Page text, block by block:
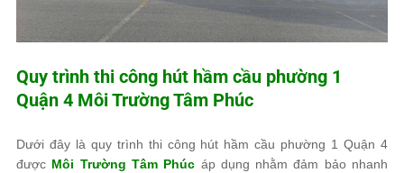
Quy trình thi công hút hầm cầu phường 1
Quận 4 Môi Trường Tâm Phúc
Dưới đây là quy trình thi công hút hầm cầu phường 1 Quận 4
được Môi Trường Tâm Phúc áp dụng nhằm đảm bảo nhanh